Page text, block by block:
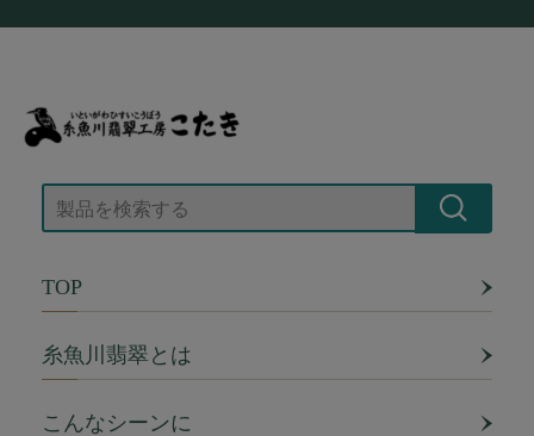
TOP
糸魚川翡翠とは
こんなシーンに